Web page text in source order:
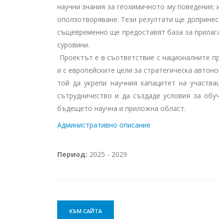
научни знания за геохимичното му
оползотворяване. Тези резултати ще
същевременно ще предоставят база за
суровини.
Проектът е в съответствие с националните
и с европейските цели за стратегическа
той да укрепи научния капацитет на
сътрудничество и да създаде условия за
бъдещето научна и приложна област.
Административно описание
Период: 2025 - 2029
КЪМ САЙТА